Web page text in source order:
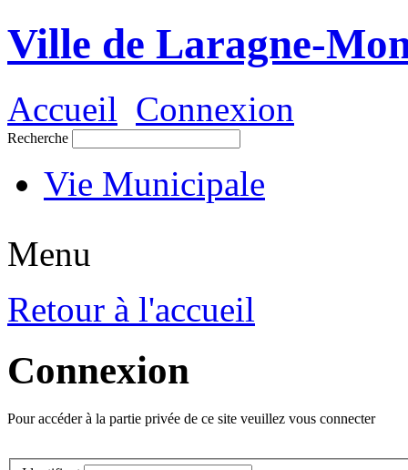
Ville de Laragne-
Accueil Connexion
Recherche
Vie Municipale
Menu
Retour à l'accueil
Connexion
Pour accéder à la partie privée de ce site veuillez vous connecter